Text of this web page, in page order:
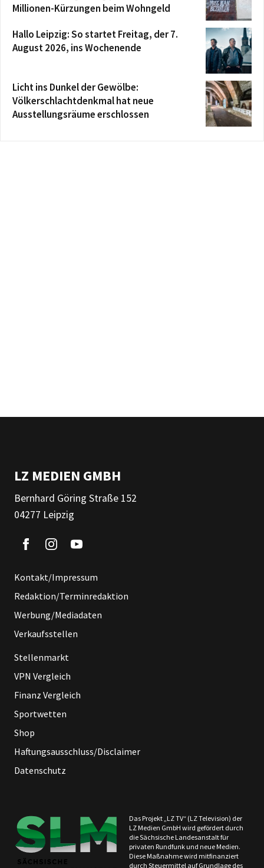
Millionen-Kürzungen beim Wohngeld
Hallo Leipzig: So startet Freitag, der 7.
August 2026, ins Wochenende
Licht ins Dunkel der Gewölbe:
Völkerschlachtdenkmal hat neue
Ausstellungsräume erschlossen
LZ MEDIEN GMBH
Bernhard Göring Straße 152
04277 Leipzig
Kontakt/Impressum
Redaktion/Terminredaktion
Werbung/Mediadaten
Verkaufsstellen
Stellenmarkt
VPN Vergleich
Finanz Vergleich
Sportwetten
Shop
Haftungsausschluss/Disclaimer
Datenschutz
Das Projekt „LZ TV“ (LZ Television) der
LZ Medien GmbH wird gefördert durch
die Sächsische Landesanstalt für
privaten Rundfunk und neue Medien.
Diese Maßnahme wird mitfinanziert
durch Steuermittel auf Grundlage des